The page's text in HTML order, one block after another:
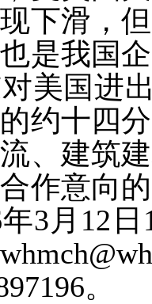
下滑，
是我国
美国进
约十四
、建筑
作意向
年3 月 12 日
whmch
。